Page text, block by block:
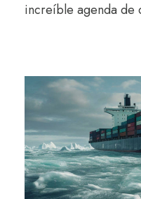
increíble agenda de